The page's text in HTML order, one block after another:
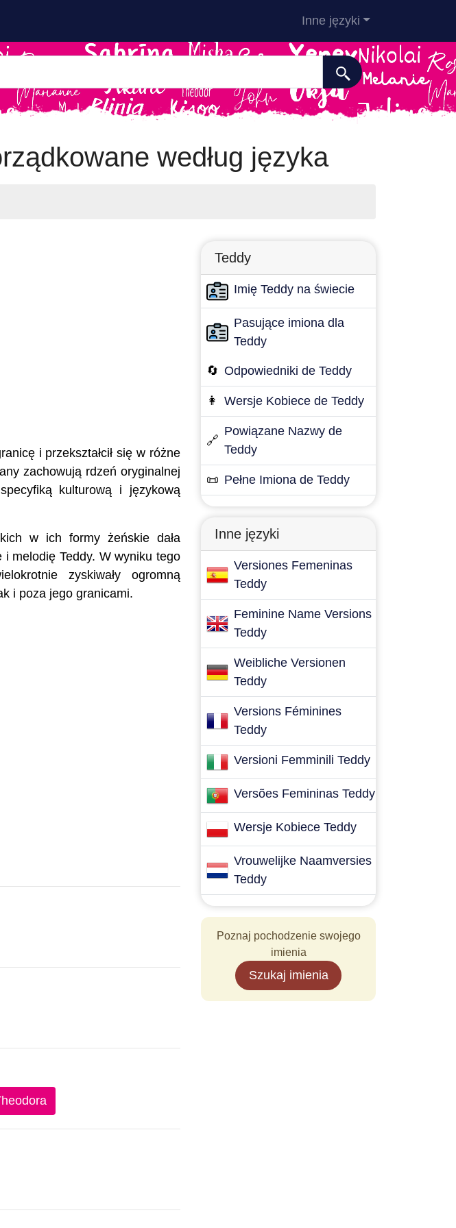
Inne języki
według języka
i przekształcił się w różne
zachowują rdzeń oryginalnej
kulturową i językową
w ich formy żeńskie dała
melodię Teddy. W wyniku tego
zyskiwały ogromną
i poza jego granicami.
Teddy
Imię Teddy na świecie
Pasujące imiona dla
Teddy
🔄 Odpowiedniki de Teddy
👩 Wersje Kobiece de Teddy
🔗
Powiązane Nazwy de
Teddy
📜 Pełne Imiona de Teddy
Inne języki
Versiones Femeninas
Teddy
Feminine Name Versions
Teddy
Weibliche Versionen
Teddy
Versions Féminines
Teddy
Versioni Femminili Teddy
Versões Femininas Teddy
Wersje Kobiece Teddy
Vrouwelijke Naamversies
Teddy
Poznaj pochodzenie swojego
imienia
Szukaj imienia